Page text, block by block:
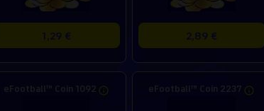
1,29 € 2,89 €
eFootball™ Coin 1092 eFootball™ Coin 2237